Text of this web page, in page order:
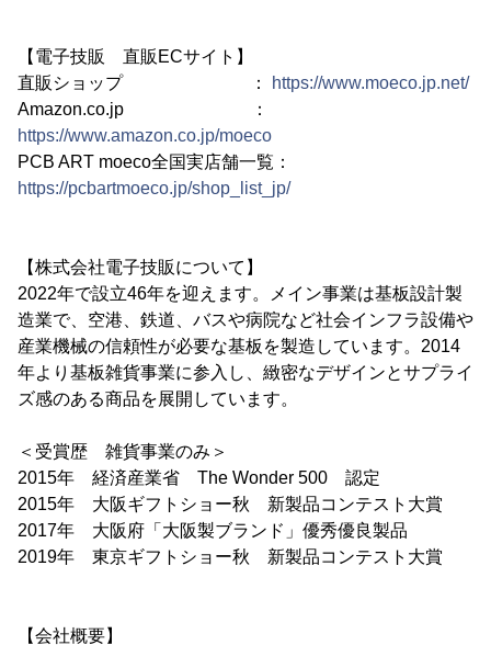
【電子技販 直販ECサイト】
直販ショップ ：
https://www.moeco.jp.net/
Amazon.co.jp ：
https://www.amazon.co.jp/moeco
PCB ART moeco全国実店舗一覧：
https://pcbartmoeco.jp/shop_list_jp/
【株式会社電子技販について】
2022年で設立46年を迎えます。メイン事業は基板設計製
造業で、空港、鉄道、バスや病院など社会インフラ設備や
産業機械の信頼性が必要な基板を製造しています。2014
年より基板雑貨事業に参入し、緻密なデザインとサプライ
ズ感のある商品を展開しています。
＜受賞歴 雑貨事業のみ＞
2015年 経済産業省 The Wonder 500 認定
2015年 大阪ギフトショー秋 新製品コンテスト大賞
2017年 大阪府「大阪製ブランド」優秀優良製品
2019年 東京ギフトショー秋 新製品コンテスト大賞
【会社概要】